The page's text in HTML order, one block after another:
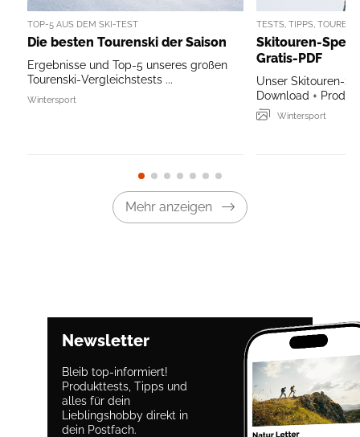
TOP-5 AUS DEM SKI-TEST
Die besten Tourenski der Saison
Ergebnisse und Top-5 unseres großen
Tourenski-Vergleichstests ...
Wintersport
TESTS, TIPPS, TOUREN
Skitouren-
Gratis-PDF
Unser Skitouren-
Download +
Wintersport
Mehr anzeigen
Newsletter
Bleib top-informiert!
Produkttests, Tipps und
alles für dein
Lieblingshobby direkt in
dein Postfach.